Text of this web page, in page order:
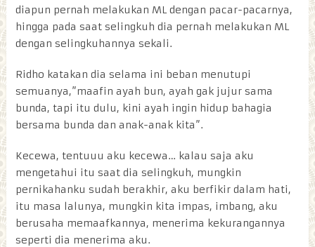
diapun pernah melakukan ML dengan pacar-pacarnya,
hingga pada saat selingkuh dia pernah melakukan ML
dengan selingkuhannya sekali.
Ridho katakan dia selama ini beban menutupi
semuanya,”maafin ayah bun, ayah gak jujur sama
bunda, tapi itu dulu, kini ayah ingin hidup bahagia
bersama bunda dan anak-anak kita”.
Kecewa, tentuuu aku kecewa… kalau saja aku
mengetahui itu saat dia selingkuh, mungkin
pernikahanku sudah berakhir, aku berfikir dalam hati,
itu masa lalunya, mungkin kita impas, imbang, aku
berusaha memaafkannya, menerima kekurangannya
seperti dia menerima aku.